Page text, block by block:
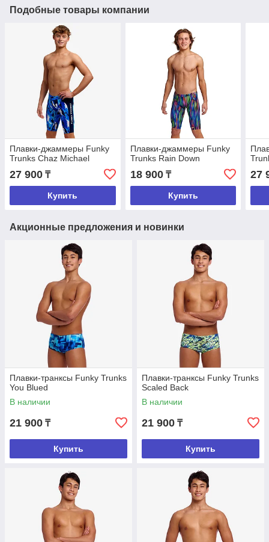
Подобные товары компании
Плавки-джаммеры Funky
Trunks Chaz Michael
27 900 ₸
Купить
Плавки-джаммеры Funky
Trunks Rain Down
18 900₸
Купить
27
Акционные предложения и новинки
Плавки-транксы Funky Trunks
You Blued
В наличии
21 900 ₸
Купить
Плавки-транксы Funky Trunks
Scaled Back
В наличии
21 900 ₸
Купить